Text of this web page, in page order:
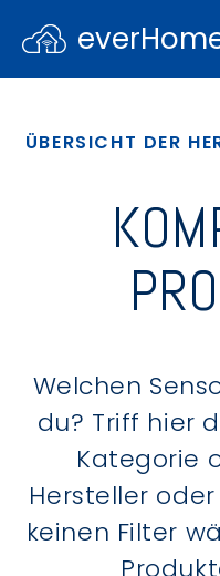
ÜBERSICHT DER
Welchen
du? Triff hier
Kategorie
Hersteller
keinen Filter